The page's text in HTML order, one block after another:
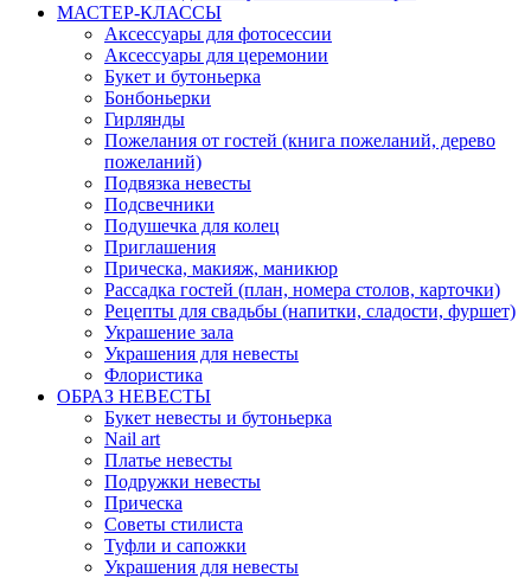
МАСТЕР-КЛАССЫ
Аксессуары для фотосессии
Аксессуары для церемонии
Букет и бутоньерка
Бонбоньерки
Гирлянды
Пожелания от гостей (книга пожеланий, дерево
пожеланий)
Подвязка невесты
Подсвечники
Подушечка для колец
Приглашения
Прическа, макияж, маникюр
Рассадка гостей (план, номера столов, карточки)
Рецепты для свадьбы (напитки, сладости, фуршет)
Украшение зала
Украшения для невесты
Флористика
ОБРАЗ НЕВЕСТЫ
Букет невесты и бутоньерка
Nail art
Платье невесты
Подружки невесты
Прическа
Советы стилиста
Туфли и сапожки
Украшения для невесты